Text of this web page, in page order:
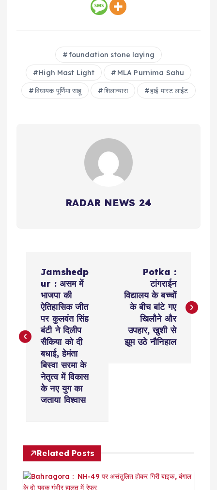
foundation stone laying
High Mast Light MLA Purnima Sahu
विधायक पूर्णिमा साहू शिलान्यास हाई मास्ट लाईट
RADAR NEWS 24
t
g
a
Jamshedp
ur : असम में
भाजपा की
ऐतिहासिक जीत
पर कुलवंत सिंह
बंटी ने दिलीप
सैकिया को दी
बधाई, हेमंता
बिस्वा सरमा के
नेतृत्व में विकास
के नए युग का
जताया विश्वास
Potka :
टांगराईन
विद्यालय के बच्चों
के बीच बांटे गए
खिलौने और
उपहार, खुशी से
झूम उठे नौनिहाल
Related Posts